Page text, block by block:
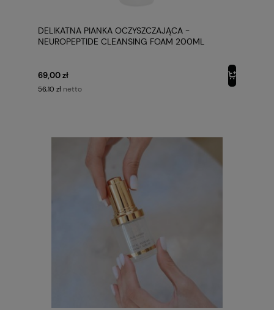
DELIKATNA PIANKA OCZYSZCZAJĄCA -
NEUROPEPTIDE CLEANSING FOAM 200ML
69,00 zł
56,10 zł netto